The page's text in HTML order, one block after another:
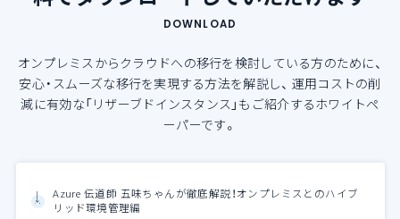
DOWNLOAD
オンプレミスからクラウドへの移行を検討している方のために、
安心・スムーズな移行を実現する方法を解説し、 運用コストの削
減に有効な「リザーブドインスタンス」もご紹介するホワイトペ
ーパーです。
Azure 伝道師 五味ちゃんが徹底解説！オンプレミスとのハイブ
リッド環境管理編